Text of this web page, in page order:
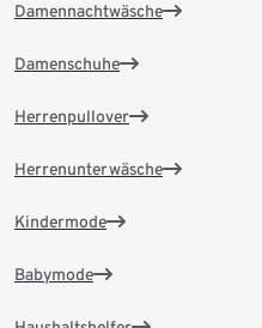
Damennachtwäsche
Damenschuhe
Herrenpullover
Herrenunterwäsche
Kindermode
Babymode